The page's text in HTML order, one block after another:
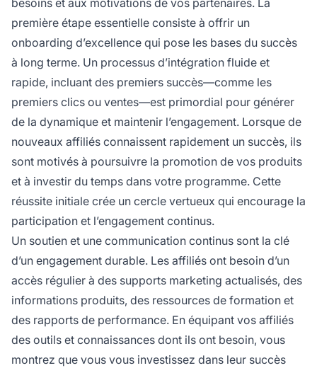
besoins et aux motivations de vos partenaires. La
première étape essentielle consiste à offrir un
onboarding d’excellence qui pose les bases du succès
à long terme. Un processus d’intégration fluide et
rapide, incluant des premiers succès—comme les
premiers clics ou ventes—est primordial pour générer
de la dynamique et maintenir l’engagement. Lorsque de
nouveaux affiliés connaissent rapidement un succès, ils
sont motivés à poursuivre la promotion de vos produits
et à investir du temps dans votre programme. Cette
réussite initiale crée un cercle vertueux qui encourage la
participation et l’engagement continus.
Un soutien et une communication continus sont la clé
d’un engagement durable. Les affiliés ont besoin d’un
accès régulier à des supports marketing actualisés, des
informations produits, des ressources de formation et
des rapports de performance. En équipant vos affiliés
des outils et connaissances dont ils ont besoin, vous
montrez que vous vous investissez dans leur succès